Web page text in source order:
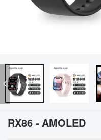
RX86 - AMOLED